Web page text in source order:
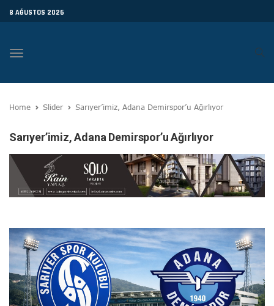
8 AĞUSTOS 2026
Toggle
Home Slider Sarıyer’imiz, Adana Demirspor’u Ağırlıyor
Sarıyer’imiz, Adana Demirspor’u Ağırlıyor